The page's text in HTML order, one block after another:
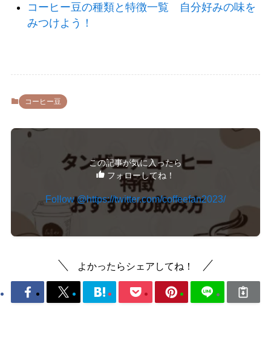
コーヒー豆の種類と特徴一覧 自分好みの味を
みつけよう！
コーヒー豆
この記事が気に入ったら
フォローしてね！
Follow @https://twitter.com/coffeefan2023/
よかったらシェアしてね！